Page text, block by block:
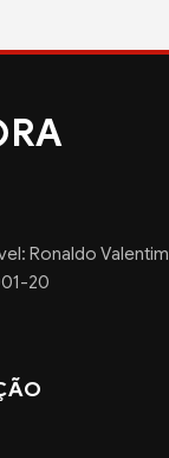
RA
Ronaldo Valentim
20